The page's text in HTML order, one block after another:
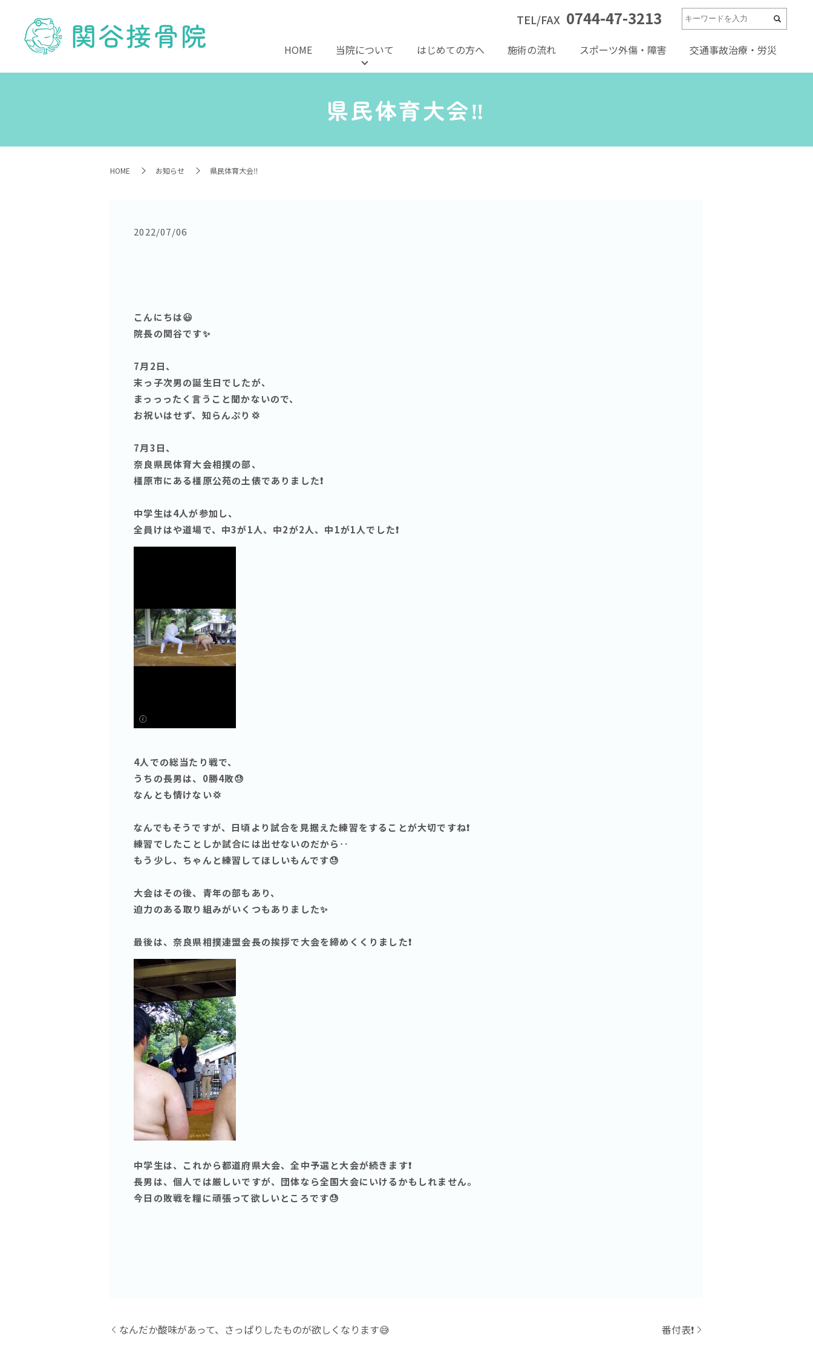
TEL/FAX 0744-47-3213
HOME 当院について はじめての方へ 施術の流れ スポーツ外傷・障害 交通事故治療・労災
県民体育大会‼️
HOME お知らせ 県民体育大会‼️
2022/07/06
こんにちは😃
院長の関谷です✨
7月2日、
末っ子次男の誕生日でしたが、
まっっったく言うこと聞かないので、
お祝いはせず、知らんぷり💢
7月3日、
奈良県民体育大会相撲の部、
橿原市にある橿原公苑の土俵でありました❗️
中学生は4人が参加し、
全員けはや道場で、中3が1人、中2が2人、中1が1人でした❗️
4人での総当たり戦で、
うちの長男は、0勝4敗😓
なんとも情けない💢
なんでもそうですが、日頃より試合を見据えた練習をすることが大切ですね❗️
練習でしたことしか試合には出せないのだから‥
もう少し、ちゃんと練習してほしいもんです😓
大会はその後、青年の部もあり、
迫力のある取り組みがいくつもありました✨
最後は、奈良県相撲連盟会長の挨拶で大会を締めくくりました❗️
中学生は、これから都道府県大会、全中予選と大会が続きます❗️
長男は、個人では厳しいですが、団体なら全国大会にいけるかもしれません。
今日の敗戦を糧に頑張って欲しいところです😓
なんだか酸味があって、さっぱりしたものが欲しくなります😅 番付表❗️